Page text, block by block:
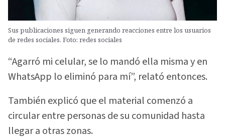
Sus publicaciones siguen generando reacciones entre los usuarios
de redes sociales. Foto: redes sociales
“Agarró mi celular, se lo mandó ella misma y en
WhatsApp lo eliminó para mí”, relató entonces.
También explicó que el material comenzó a
circular entre personas de su comunidad hasta
llegar a otras zonas.